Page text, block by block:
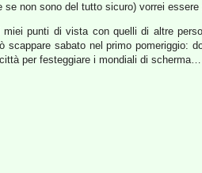
non sono del tutto sicuro) vorrei
punti di vista con quelli di altre
sabato nel primo pomeriggio:
per festeggiare i mondiali di scherma…